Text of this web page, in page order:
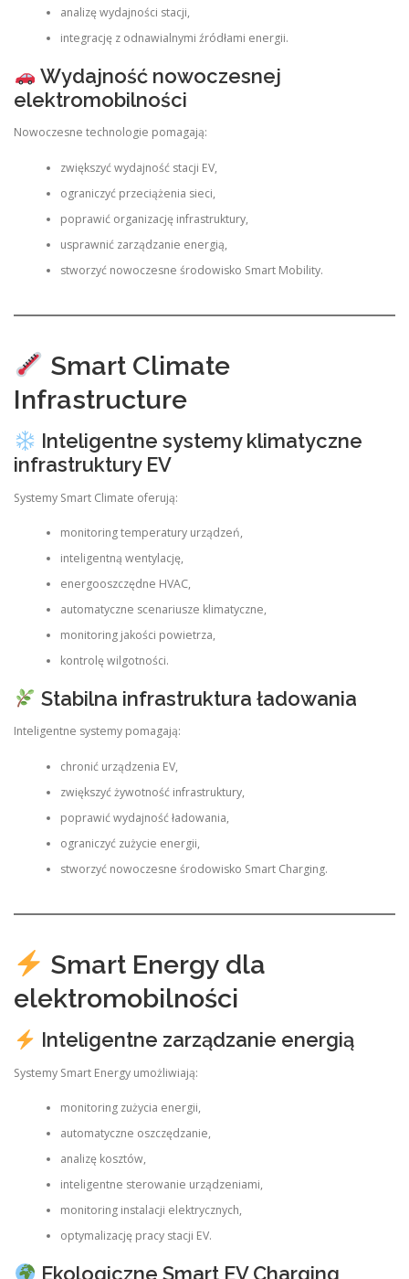
analizę wydajności stacji,
integrację z odnawialnymi źródłami energii.
Wydajność nowoczesnej
elektromobilności
Nowoczesne technologie pomagają:
zwiększyć wydajność stacji EV,
ograniczyć przeciążenia sieci,
poprawić organizację infrastruktury,
usprawnić zarządzanie energią,
stworzyć nowoczesne środowisko Smart Mobility.
Smart Climate
Infrastructure
Inteligentne systemy klimatyczne
infrastruktury EV
Systemy Smart Climate oferują:
monitoring temperatury urządzeń,
inteligentną wentylację,
energooszczędne HVAC,
automatyczne scenariusze klimatyczne,
monitoring jakości powietrza,
kontrolę wilgotności.
Stabilna infrastruktura ładowania
Inteligentne systemy pomagają:
chronić urządzenia EV,
zwiększyć żywotność infrastruktury,
poprawić wydajność ładowania,
ograniczyć zużycie energii,
stworzyć nowoczesne środowisko Smart Charging.
Smart Energy dla
elektromobilności
Inteligentne zarządzanie energią
Systemy Smart Energy umożliwiają:
monitoring zużycia energii,
automatyczne oszczędzanie,
analizę kosztów,
inteligentne sterowanie urządzeniami,
monitoring instalacji elektrycznych,
optymalizację pracy stacji EV.
Ekologiczne Smart EV Charging